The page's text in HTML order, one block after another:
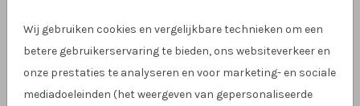
Wij gebruiken cookies en vergelijkbare technieken om een
betere gebruikerservaring te bieden, ons websiteverkeer en
onze prestaties te analyseren en voor marketing- en sociale
mediadoeleinden (het weergeven van gepersonaliseerde